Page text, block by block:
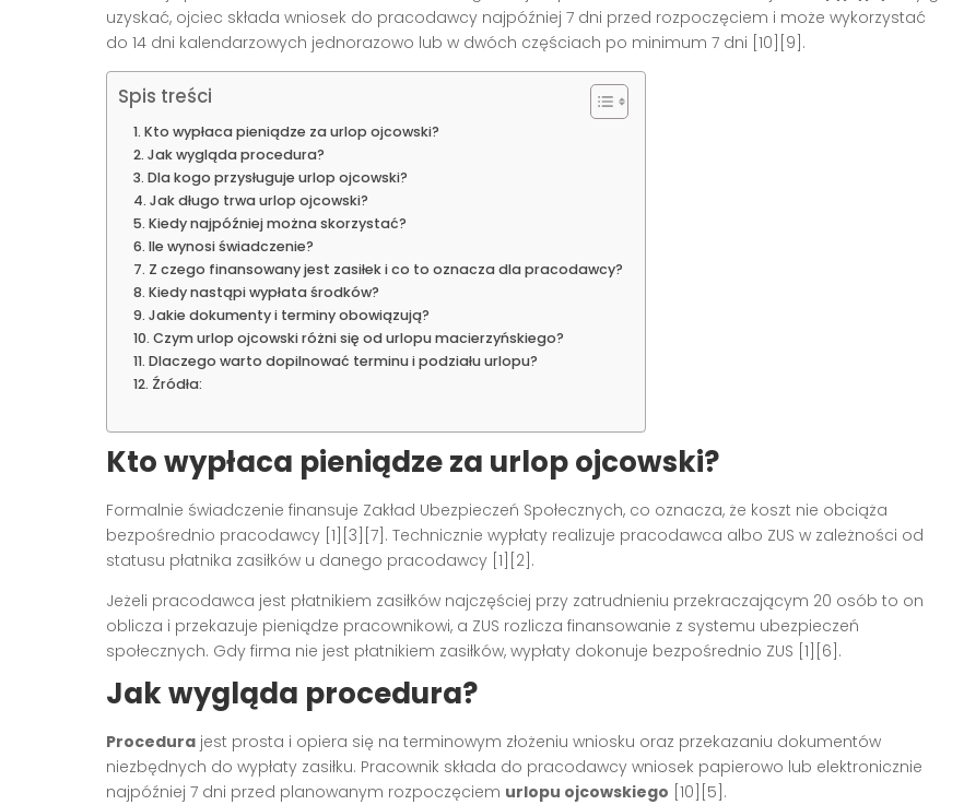
uzyskać, ojciec składa wniosek do pracodawcy najpóźniej 7 dni przed rozpoczęciem i może wykorzystać
do 14 dni kalendarzowych jednorazowo lub w dwóch częściach po minimum 7 dni [10][9].
Spis treści
Kto wypłaca pieniądze za urlop ojcowski?
Jak wygląda procedura?
Dla kogo przysługuje urlop ojcowski?
Jak długo trwa urlop ojcowski?
Kiedy najpóźniej można skorzystać?
Ile wynosi świadczenie?
Z czego finansowany jest zasiłek i co to oznacza dla pracodawcy?
Kiedy nastąpi wypłata środków?
Jakie dokumenty i terminy obowiązują?
Czym urlop ojcowski różni się od urlopu macierzyńskiego?
Dlaczego warto dopilnować terminu i podziału urlopu?
Źródła:
Kto wypłaca pieniądze za urlop ojcowski?
Formalnie świadczenie finansuje Zakład Ubezpieczeń Społecznych, co oznacza, że koszt nie obciąża
bezpośrednio pracodawcy [1][3][7]. Technicznie wypłaty realizuje pracodawca albo ZUS w zależności od
statusu płatnika zasiłków u danego pracodawcy [1][2].
Jeżeli pracodawca jest płatnikiem zasiłków najczęściej przy zatrudnieniu przekraczającym 20 osób to on
oblicza i przekazuje pieniądze pracownikowi, a ZUS rozlicza finansowanie z systemu ubezpieczeń
społecznych. Gdy firma nie jest płatnikiem zasiłków, wypłaty dokonuje bezpośrednio ZUS [1][6].
Jak wygląda procedura?
Procedura jest prosta i opiera się na terminowym złożeniu wniosku oraz przekazaniu dokumentów
niezbędnych do wypłaty zasiłku. Pracownik składa do pracodawcy wniosek papierowo lub elektronicznie
najpóźniej 7 dni przed planowanym rozpoczęciem urlopu ojcowskiego [10][5].